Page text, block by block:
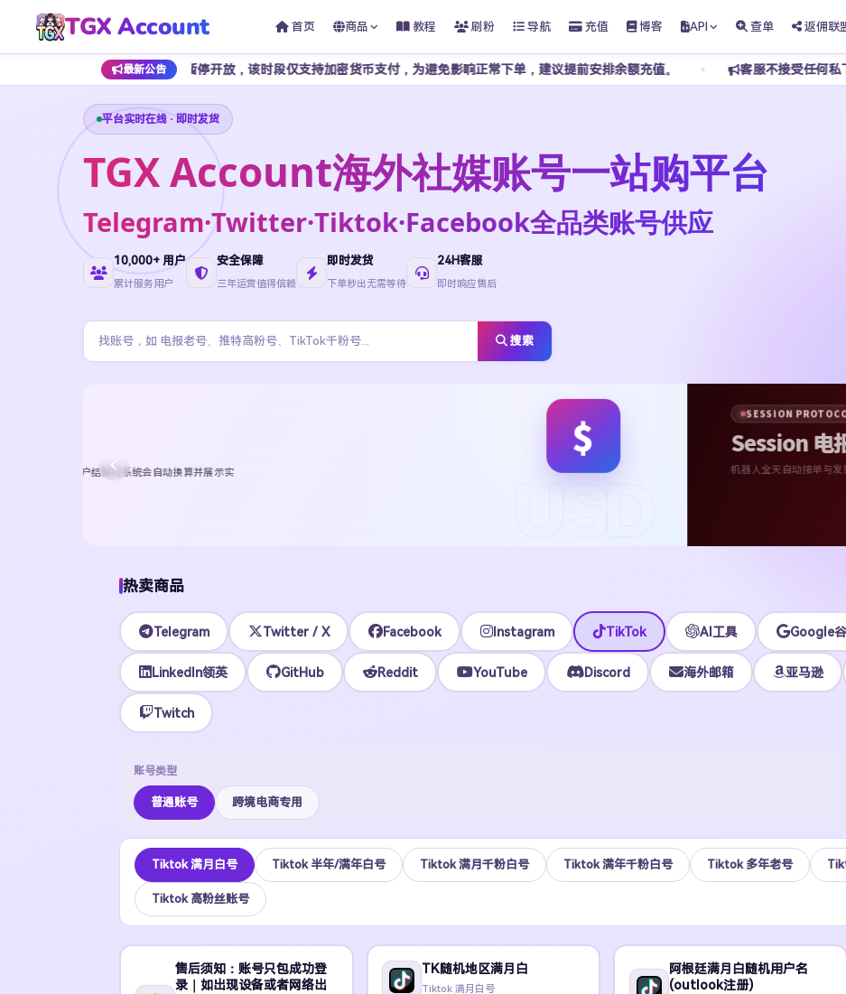
TGX Account 首页 商品 教程 刷粉 导航 充值 博客 API 查单 返佣联
最新公告
上 7 点期间暂停开放，该时段仅支持加密货币支付，为避免影响正常下单，建议提前安排余额充值。 客服不接受任何私下转账，请勿添
平台实时在线 · 即时发货
TGX Account海外社媒账号一站购平台
Telegram·Twitter·Tiktok·Facebook全品类账号供应
10,000+ 用户
累计服务用户
安全保障
三年运营值得信赖
即时发货
下单秒出无需等待
24H客服
即时响应售后
搜索
机器人全天自动接单与发货，协议号覆盖全球 90+ 国家和地区，支持 Session、Tdata、API 多格式交付。
热卖商品
Telegram Twitter / X Facebook Instagram TikTok AI工具 Google
LinkedIn领英 GitHub Reddit YouTube Discord 海外邮箱 亚马逊
Twitch
账号类型
普通账号 跨境电商专用
Tiktok 满月白号 Tiktok 半年/满年白号 Tiktok 满月千粉白号 Tiktok 满年千粉白号 Tiktok 多年老号
Tiktok 高粉丝账号
售后须知：账号只包成功登
录｜如出现设备或者网络出
TK随机地区满月白
Tiktok 满月白号
阿根廷满月白随机用户名
(outlook注册)